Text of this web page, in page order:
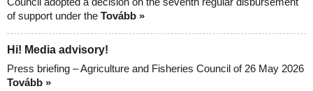
of support under the Tovább »
Hi! Media advisory!
Press briefing – Agriculture and Fisheries Council of 26 May 2026
Tovább »